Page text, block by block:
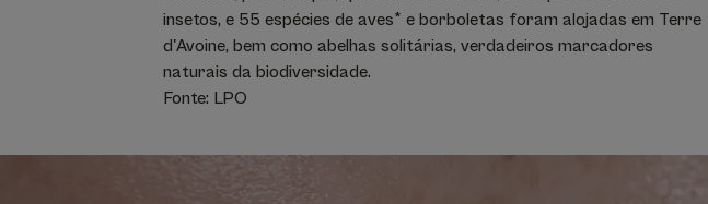
insetos, e 55 espécies de aves* e borboletas foram alojadas em Terre
d'Avoine, bem como abelhas solitárias, verdadeiros marcadores
naturais da biodiversidade.
Fonte: LPO